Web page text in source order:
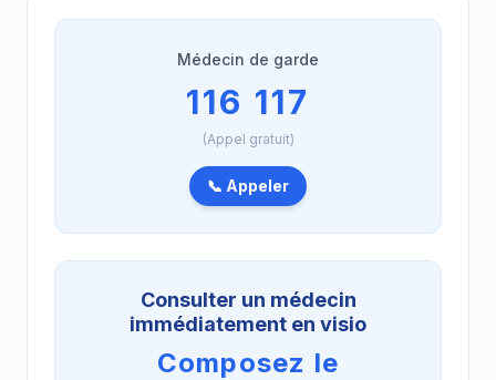
Médecin de garde
116 117
(Appel gratuit)
📞 Appeler
Consulter un médecin
immédiatement en visio
Composez le